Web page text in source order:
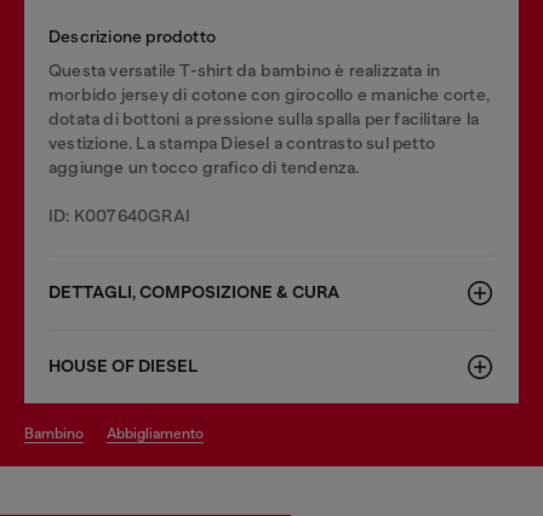
Descrizione prodotto
Questa versatile T-shirt da bambino è realizzata in
morbido jersey di cotone con girocollo e maniche corte,
dotata di bottoni a pressione sulla spalla per facilitare la
vestizione. La stampa Diesel a contrasto sul petto
aggiunge un tocco grafico di tendenza.
ID: K007640GRAI
DETTAGLI, COMPOSIZIONE & CURA
HOUSE OF DIESEL
bambino abbigliamento